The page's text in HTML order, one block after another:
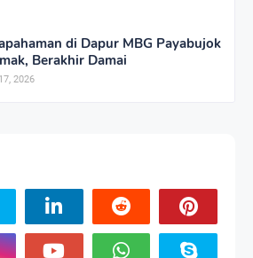
di Dapur MBG Payabujok
Berakhir Damai
2026